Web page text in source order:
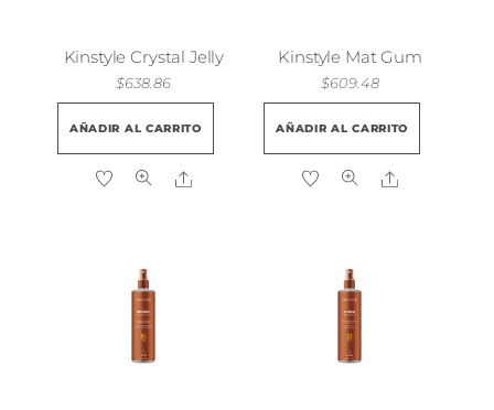
Kinstyle Crystal Jelly
$638.86
AÑADIR AL CARRITO
Share
Kinstyle Mat Gum
$609.48
AÑADIR AL CARRITO
Share